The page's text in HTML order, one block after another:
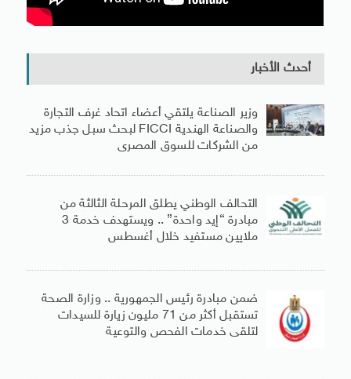
أحدث الأخبار
وزير الصناعة يلتقي أعضاء اتحاد غرف التجارة
والصناعة الهندية FICCI لبحث سبل جذب مزيد
من الشركات للسوق المصرى
التحالف الوطني يطلق المرحلة الثالثة من
مبادرة “إيد واحدة” .. ويستهدف خدمة 3
ملايين مستفيد خلال أغسطس
ضمن مبادرة رئيس الجمهورية .. وزارة الصحة
تستقبل أكثر من 71 مليون زيارة للسيدات
لتلقى خدمات الفحص والتوعية